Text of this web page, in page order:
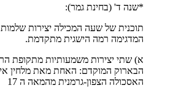
*שנה ד' (בחינת גמר):
תוכנית של שעה המכילה יצירות שלמות
המדגימה רמה הישגית מתקדמת.
א) שתי יצירות משמעותיות מתקופת
הבארוק המוקדם: האחת מאת מלחין
האסכולה הצפון-גרמנית מהמאה ה 17